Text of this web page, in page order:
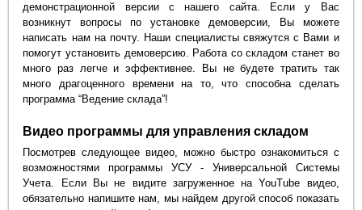
демонстрационной версии с нашего сайта. Если у Вас
возникнут вопросы по установке демоверсии, Вы можете
написать нам на почту. Наши специалисты свяжутся с Вами и
помогут установить демоверсию. Работа со складом станет во
много раз легче и эффективнее. Вы не будете тратить так
много драгоценного времени на то, что способна сделать
программа “Ведение склада”!
Видео программы для управления складом
Посмотрев следующее видео, можно быстро ознакомиться с
возможностями программы УСУ - Универсальной Системы
Учета. Если Вы не видите загруженное на YouTube видео,
обязательно напишите нам, мы найдем другой способ показать